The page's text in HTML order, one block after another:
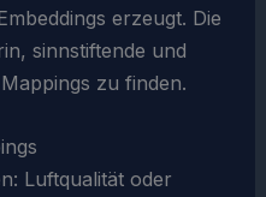
erzeugt. Die
sinnstiftende und
zu finden.
Luftqualität oder